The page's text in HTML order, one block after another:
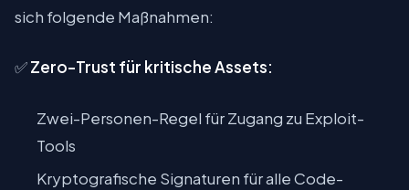
sich folgende Maßnahmen:
✅Zero-Trust für kritische Assets:
Zwei-Personen-Regel für Zugang zu Exploit-
Tools
Kryptografische Signaturen für alle Code-